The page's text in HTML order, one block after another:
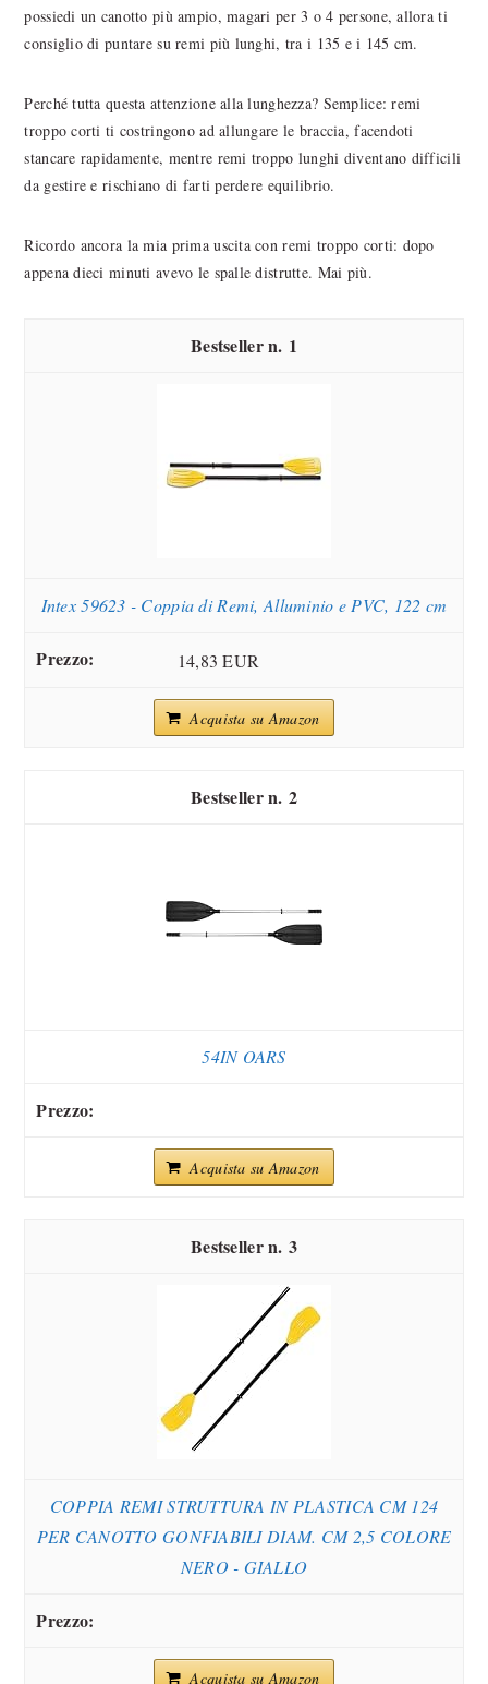
possiedi un canotto più ampio, magari per 3 o 4 persone, allora ti
consiglio di puntare su remi più lunghi, tra i 135 e i 145 cm.
Perché tutta questa attenzione alla lunghezza? Semplice: remi
troppo corti ti costringono ad allungare le braccia, facendoti
stancare rapidamente, mentre remi troppo lunghi diventano difficili
da gestire e rischiano di farti perdere equilibrio.
Ricordo ancora la mia prima uscita con remi troppo corti: dopo
appena dieci minuti avevo le spalle distrutte. Mai più.
1
Intex 59623 - Coppia di Remi, Alluminio e PVC, 122 cm
14,83 EUR
Acquista su Amazon
2
54IN OARS
Acquista su Amazon
3
COPPIA REMI STRUTTURA IN PLASTICA CM 124
PER CANOTTO GONFIABILI DIAM. CM 2,5 COLORE
NERO - GIALLO
Acquista su Amazon